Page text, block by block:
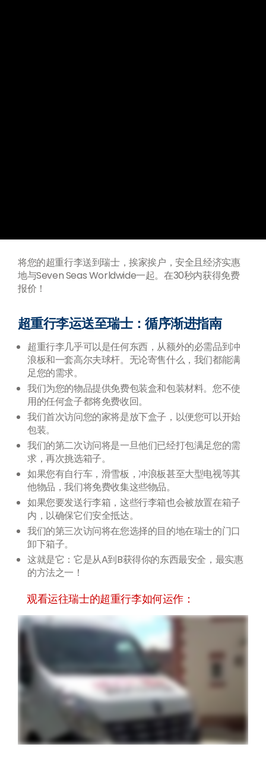
将您的超重行李送到瑞士，挨家挨户，安全且经济实惠
地与Seven Seas Worldwide一起。在30秒内获得免费
报价！
超重行李运送至瑞士：循序渐进指南
超重行李几乎可以是任何东西，从额外的必需品到冲
浪板和一套高尔夫球杆。无论寄售什么，我们都能满
足您的需求。
我们为您的物品提供免费包装盒和包装材料。您不使
用的任何盒子都将免费收回。
我们首次访问您的家将是放下盒子，以便您可以开始
包装。
我们的第二次访问将是一旦他们已经打包满足您的需
求，再次挑选箱子。
如果您有自行车，滑雪板，冲浪板甚至大型电视等其
他物品，我们将免费收集这些物品。
如果您要发送行李箱，这些行李箱也会被放置在箱子
内，以确保它们安全抵达。
我们的第三次访问将在您选择的目的地在瑞士的门口
卸下箱子。
这就是它：它是从A到B获得你的东西最安全，最实惠
的方法之一！
观看运往瑞士的超重行李如何运作：